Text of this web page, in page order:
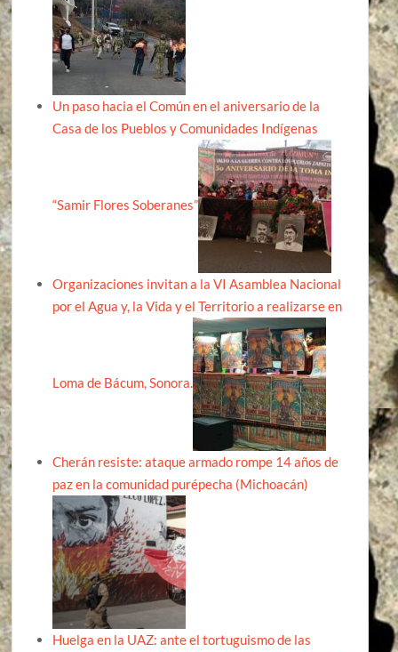
Un paso hacia el Común en el aniversario de la
Casa de los Pueblos y Comunidades Indígenas
“Samir Flores Soberanes”
Organizaciones invitan a la VI Asamblea Nacional
por el Agua y, la Vida y el Territorio a realizarse en
Loma de Bácum, Sonora.
Cherán resiste: ataque armado rompe 14 años de
paz en la comunidad purépecha (Michoacán)
Huelga en la UAZ: ante el tortuguismo de las